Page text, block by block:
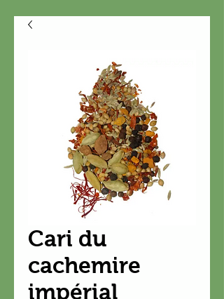
Cari du
cachemire
impérial